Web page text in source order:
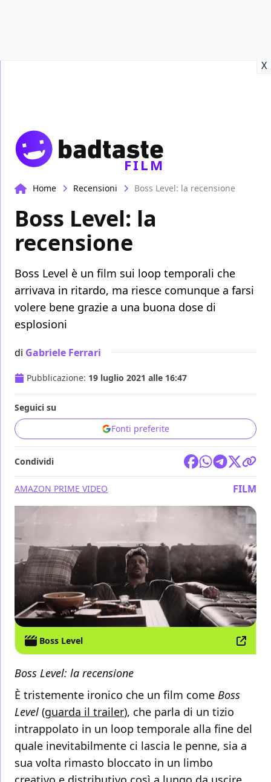
X
FILM
Home Recensioni Boss Level: la recensione
Boss Level: la
recensione
Boss Level è un film sui loop temporali che
arrivava in ritardo, ma riesce comunque a farsi
volere bene grazie a una buona dose di
esplosioni
di Gabriele Ferrari
Pubblicazione: 19 luglio 2021 alle 16:47
Seguici su
Fonti preferite
Condividi
AMAZON PRIME VIDEO FILM
Boss Level
Boss Level: la recensione
È tristemente ironico che un film come Boss
Level (guarda il trailer), che parla di un tizio
intrappolato in un loop temporale alla fine del
quale inevitabilmente ci lascia le penne, sia a
sua volta rimasto bloccato in un limbo